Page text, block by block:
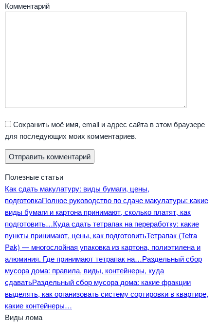
Комментарий
Сохранить моё имя, email и адрес сайта в этом браузере
для последующих моих комментариев.
Полезные статьи
Как сдать макулатуру: виды бумаги, цены,
подготовкаПолное руководство по сдаче макулатуры: какие
виды бумаги и картона принимают, сколько платят, как
подготовить…Куда сдать тетрапак на переработку: какие
пункты принимают, цены, как подготовитьТетрапак (Tetra
Pak) — многослойная упаковка из картона, полиэтилена и
алюминия. Где принимают тетрапак на…Раздельный сбор
мусора дома: правила, виды, контейнеры, куда
сдаватьРаздельный сбор мусора дома: какие фракции
выделять, как организовать систему сортировки в квартире,
какие контейнеры…
Виды лома